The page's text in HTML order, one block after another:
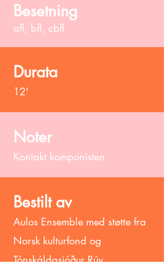
Besetning
afl, bfl, cbfl
Durata
12'
Noter
Kontakt komponisten
Bestilt av
Aulos Ensemble med støtte fra
Norsk kulturfond og
Tónskáldasjóður Rúv